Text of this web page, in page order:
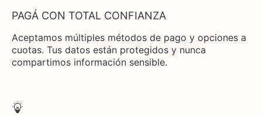
PAGÁ CON TOTAL CONFIANZA
Aceptamos múltiples métodos de pago y opciones a
cuotas. Tus datos están protegidos y nunca
compartimos información sensible.